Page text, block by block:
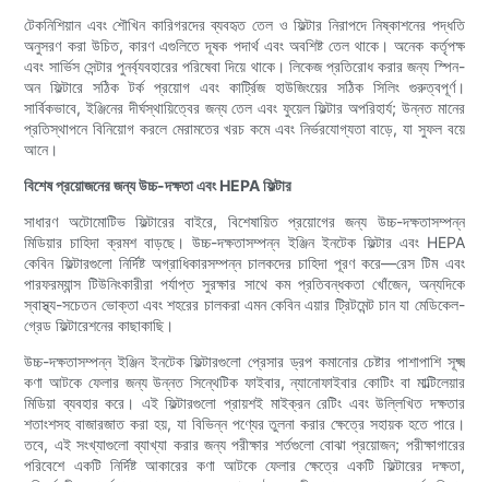
টেকনিশিয়ান এবং শৌখিন কারিগরদের ব্যবহৃত তেল ও ফিল্টার নিরাপদে নিষ্কাশনের পদ্ধতি
অনুসরণ করা উচিত, কারণ এগুলিতে দূষক পদার্থ এবং অবশিষ্ট তেল থাকে। অনেক কর্তৃপক্ষ
এবং সার্ভিস সেন্টার পুনর্ব্যবহারের পরিষেবা দিয়ে থাকে। লিকেজ প্রতিরোধ করার জন্য স্পিন-
অন ফিল্টারে সঠিক টর্ক প্রয়োগ এবং কার্ট্রিজ হাউজিংয়ের সঠিক সিলিং গুরুত্বপূর্ণ।
সার্বিকভাবে, ইঞ্জিনের দীর্ঘস্থায়িত্বের জন্য তেল এবং ফুয়েল ফিল্টার অপরিহার্য; উন্নত মানের
প্রতিস্থাপনে বিনিয়োগ করলে মেরামতের খরচ কমে এবং নির্ভরযোগ্যতা বাড়ে, যা সুফল বয়ে
আনে।
বিশেষ প্রয়োজনের জন্য উচ্চ-দক্ষতা এবং HEPA ফিল্টার
সাধারণ অটোমোটিভ ফিল্টারের বাইরে, বিশেষায়িত প্রয়োগের জন্য উচ্চ-দক্ষতাসম্পন্ন
মিডিয়ার চাহিদা ক্রমশ বাড়ছে। উচ্চ-দক্ষতাসম্পন্ন ইঞ্জিন ইনটেক ফিল্টার এবং HEPA
কেবিন ফিল্টারগুলো নির্দিষ্ট অগ্রাধিকারসম্পন্ন চালকদের চাহিদা পূরণ করে—রেস টিম এবং
পারফরম্যান্স টিউনিংকারীরা পর্যাপ্ত সুরক্ষার সাথে কম প্রতিবন্ধকতা খোঁজেন, অন্যদিকে
স্বাস্থ্য-সচেতন ভোক্তা এবং শহরের চালকরা এমন কেবিন এয়ার ট্রিটমেন্ট চান যা মেডিকেল-
গ্রেড ফিল্টারেশনের কাছাকাছি।
উচ্চ-দক্ষতাসম্পন্ন ইঞ্জিন ইনটেক ফিল্টারগুলো প্রেসার ড্রপ কমানোর চেষ্টার পাশাপাশি সূক্ষ্ম
কণা আটকে ফেলার জন্য উন্নত সিন্থেটিক ফাইবার, ন্যানোফাইবার কোটিং বা মাল্টিলেয়ার
মিডিয়া ব্যবহার করে। এই ফিল্টারগুলো প্রায়শই মাইক্রন রেটিং এবং উল্লিখিত দক্ষতার
শতাংশসহ বাজারজাত করা হয়, যা বিভিন্ন পণ্যের তুলনা করার ক্ষেত্রে সহায়ক হতে পারে।
তবে, এই সংখ্যাগুলো ব্যাখ্যা করার জন্য পরীক্ষার শর্তগুলো বোঝা প্রয়োজন; পরীক্ষাগারের
পরিবেশে একটি নির্দিষ্ট আকারের কণা আটকে ফেলার ক্ষেত্রে একটি ফিল্টারের দক্ষতা,